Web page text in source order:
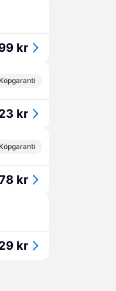
kr
Köpgaranti
kr
Köpgaranti
kr
kr